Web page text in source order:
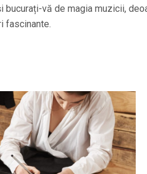
bucurați-vă de magia muzicii,
fascinante.